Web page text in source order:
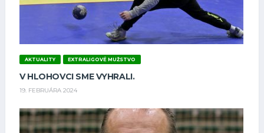
AKTUALITY EXTRALIGOVÉ MUŽSTVO
V HLOHOVCI SME VYHRALI.
19. FEBRUÁRA 2024